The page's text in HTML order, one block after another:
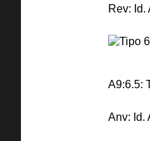
Rev: Id.
A9:6.5:
Anv: Id.